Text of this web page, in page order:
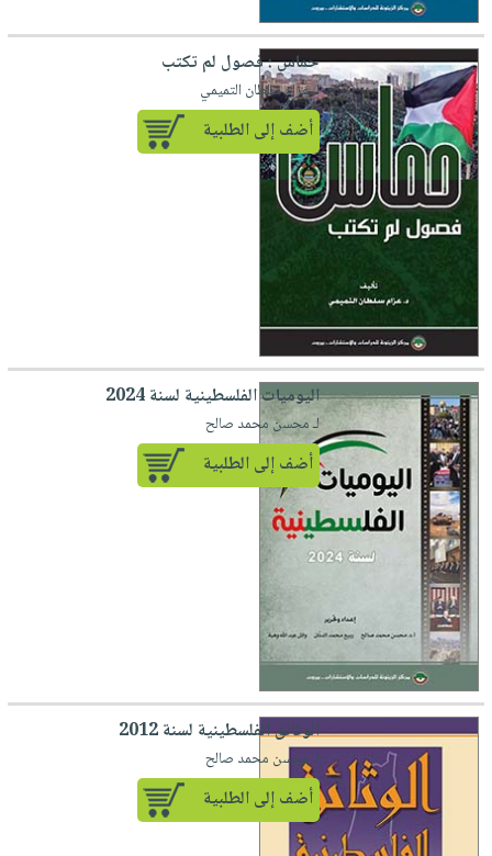
حماس : فصول لم تكتب
لـ ‏عزام سلطان التميمي‏
أضف إلى الطلبية
اليوميات الفلسطينية لسنة 2024
لـ محسن محمد صالح
أضف إلى الطلبية
الوثائق الفلسطينية لسنة 2012
لـ محسن محمد صالح
أضف إلى الطلبية